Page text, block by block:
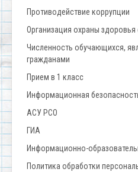
Противодействие коррупции
Организация охраны
Численность обучающихся,
гражданами
Прием в 1 класс
Информационная
АСУ РСО
ГИА
Информационно-
Политика обработки